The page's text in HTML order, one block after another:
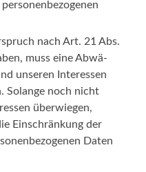
nach Art. 21 Abs.
muss eine Abwä­
unse­ren Inter­es­sen
Solan­ge noch nicht
über­wie­gen,
Ein­schrän­kung der
Daten